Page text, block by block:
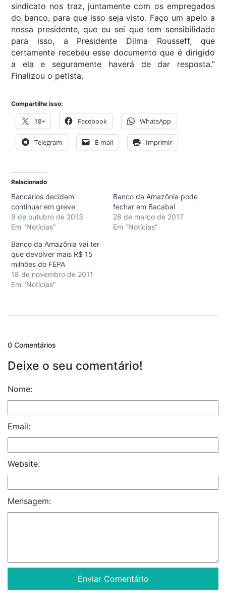
sindicato nos traz, juntamente com os empregados
do banco, para que isso seja visto. Faço um apelo a
nossa presidente, que eu sei que tem sensibilidade
para isso, a Presidente Dilma Rousseff, que
certamente recebeu esse documento que é dirigido
a ela e seguramente haverá de dar resposta.”
Finalizou o petista.
Compartilhe isso:
18+ Facebook WhatsApp
Telegram E-mail Imprimir
Relacionado
Bancários decidem
continuar em greve
9 de outubro de 2013
Em "Notícias"
Banco da Amazônia pode
fechar em Bacabal
28 de março de 2017
Em "Notícias"
Banco da Amazônia vai ter
que devolver mais R$ 15
milhões do FEPA
18 de novembro de 2011
Em "Notícias"
0 Comentários
Deixe o seu comentário!
Nome:
Email:
Website:
Mensagem: